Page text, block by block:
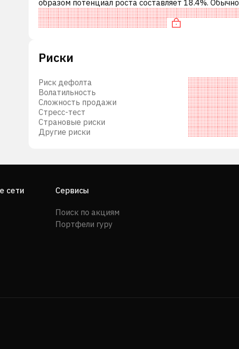
образом потенциал роста составляет 18.4%. Обычно
это означает рекомендацию «ПОКУПАТЬ» среди
инвестиционных компаний или
Риски
Риск дефолта
Волатильность
Сложность продажи
Стресс-тест
Страновые риски
Другие риски
сети Сервисы
Поиск по акциям
Портфели гуру